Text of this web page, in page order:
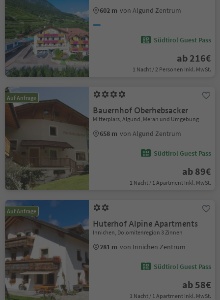
602 m von Algund Zentrum
Südtirol Guest Pass
ab 216€
1 Nacht / 2 Personen Inkl. MwSt.
Auf Anfrage
Bauernhof Oberhebsacker
Mitterplars, Algund, Meran und Umgebung
658 m von Algund Zentrum
Südtirol Guest Pass
ab 89€
1 Nacht / 1 Apartment Inkl. MwSt.
Auf Anfrage
Huterhof Alpine Apartments
Innichen, Dolomitenregion 3 Zinnen
281 m von Innichen Zentrum
Südtirol Guest Pass
ab 58€
1 Nacht / 1 Apartment Inkl. MwSt.